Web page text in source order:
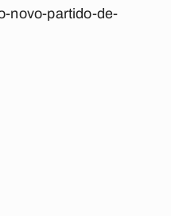
novo-partido-de-